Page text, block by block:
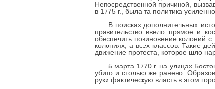
Непосредственной причиной,
в 1775 г., была та политика
В поисках дополнительных
правительство ввело прямое и
обеспечить повиновение колоний
колониях, а всех классов. Такие
движение протеста, которое шло
5 марта 1770 г. на улицах
убито и столько же ранено.
руки фактическую власть в этом